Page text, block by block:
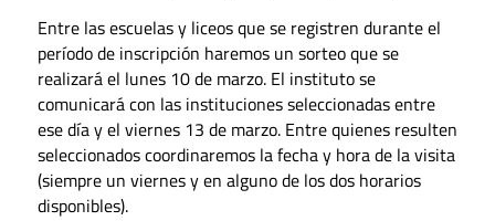
Entre las escuelas y liceos quese registren durante el
período de inscripción haremos un sorteo que se
realizará el lunes 10 de marzo. El instituto se
comunicará con las instituciones seleccionadas entre
ese día y el viernes 13 de marzo. Entre quienes resulten
seleccionados coordinaremos la fecha y hora de la visita
(siempre un viernes y en alguno de los dos horarios
disponibles).